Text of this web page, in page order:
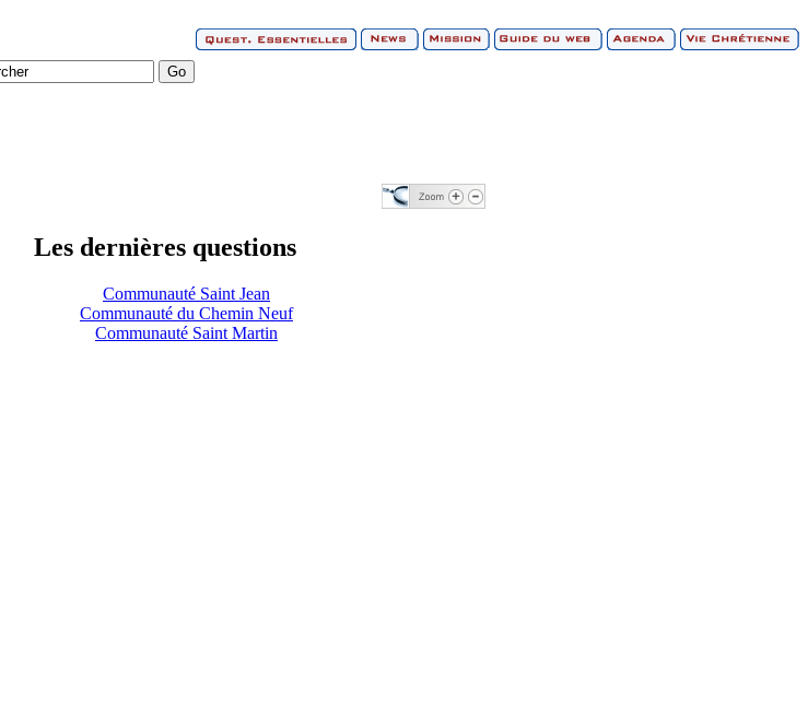
Les dernières questions
Communauté Saint Jean
Communauté du Chemin Neuf
Communauté Saint Martin